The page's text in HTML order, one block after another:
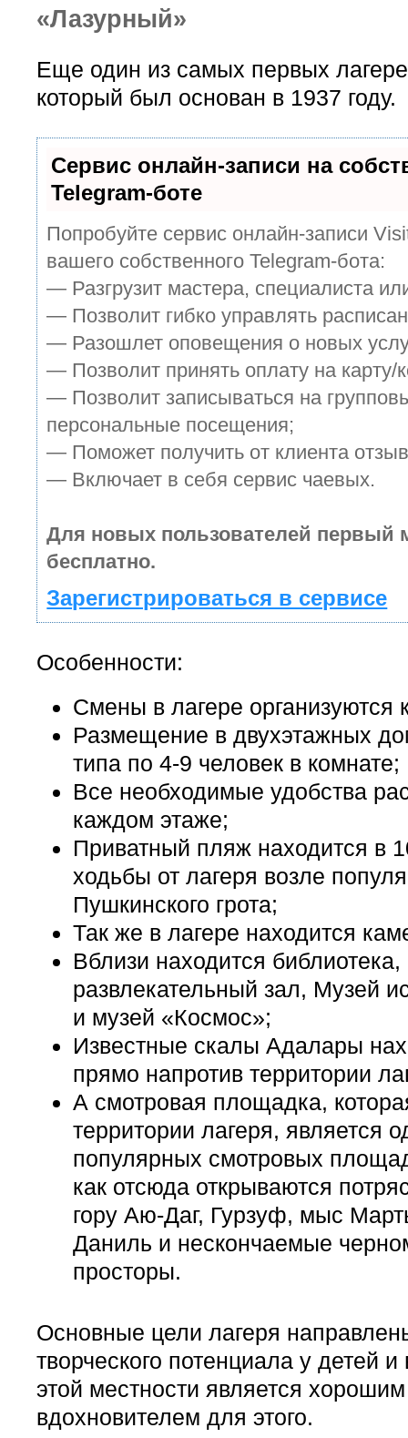
«Лазурный»
Еще один из самых первых
который был основан в 1937 году.
Сервис онлайн-записи на
Telegram-боте
Попробуйте сервис онлайн-записи
вашего собственного Telegram-бота:
— Разгрузит мастера, специалиста
— Позволит гибко управлять
— Разошлет оповещения о новых
— Позволит принять оплату на карту/
— Позволит записываться на
персональные посещения;
— Поможет получить от клиента
— Включает в себя сервис чаевых.
Для новых пользователей первый
бесплатно.
Зарегистрироваться в сервисе
Особенности:
Смены в лагере организуются
Размещение в двухэтажных
типа по 4-9 человек в комнате;
Все необходимые удобства
каждом этаже;
Приватный пляж находится в
ходьбы от лагеря возле
Пушкинского грота;
Так же в лагере находится
Вблизи находится библиотека,
развлекательный зал, Музей
и музей «Космос»;
Известные скалы Адалары
прямо напротив территории
А смотровая площадка,
территории лагеря, является
популярных смотровых
как отсюда открываются
гору Аю-Даг, Гурзуф, мыс
Даниль и нескончаемые
просторы.
Основные цели лагеря
творческого потенциала у детей
этой местности является
вдохновителем для этого.